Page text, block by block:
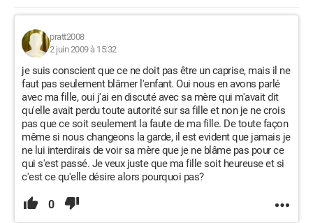
pratt2008
2 juin 2009 à 15:32
je suis conscient que ce ne doit pas être un caprise, mais il ne
faut pas seulement blâmer l'enfant. Oui nous en avons parlé
avec ma fille, oui j'ai en discuté avec sa mère qui m'avait dit
qu'elle avait perdu toute autorité sur sa fille et non je ne crois
pas que ce soit seulement la faute de ma fille. De toute façon
même si nous changeons la garde, il est evident que jamais je
ne lui interdirais de voir sa mère que je ne blâme pas pour ce
qui s'est passé. Je veux juste que ma fille soit heureuse et si
c'est ce qu'elle désire alors pourquoi pas?
0